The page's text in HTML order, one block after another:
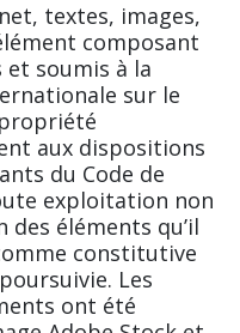
textes, images,
composant
soumis à la
sur le
aux dispositions
du Code de
exploitation non
des éléments qu’il
constitutive
Les
ont été